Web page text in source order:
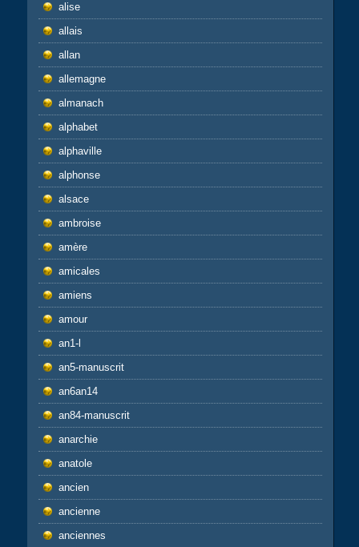
alise
allais
allan
allemagne
almanach
alphabet
alphaville
alphonse
alsace
ambroise
amère
amicales
amiens
amour
an1-l
an5-manuscrit
an6an14
an84-manuscrit
anarchie
anatole
ancien
ancienne
anciennes